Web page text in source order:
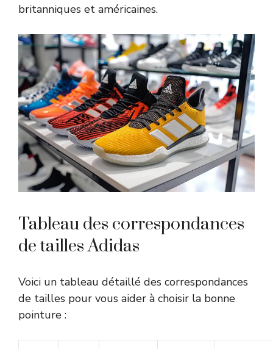
britanniques et américaines.
Tableau des correspondances
de tailles Adidas
Voici un tableau détaillé des correspondances
de tailles pour vous aider à choisir la bonne
pointure :